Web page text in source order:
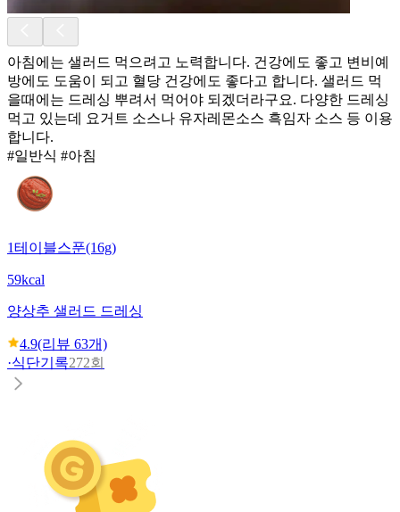
아침에는 샐러드 먹으려고 노력합니다. 건강에도 좋고 변비예
방에도 도움이 되고 혈당 건강에도 좋다고 합니다. 샐러드 먹
을때에는 드레싱 뿌려서 먹어야 되겠더라구요. 다양한 드레싱
먹고 있는데 요거트 소스나 유자레몬소스 흑임자 소스 등 이용
합니다.
#일반식 #아침
1테이블스푼(16g)
59kcal
양상추 샐러드 드레싱
4.9(리뷰 63개)
·식단기록272회